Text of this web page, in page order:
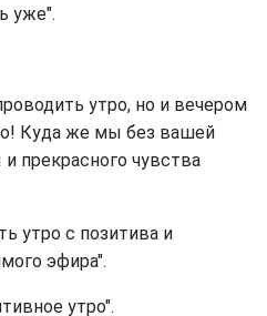
уже".
утро, но и вечером
Куда же мы без вашей
прекрасного чувства
утро с позитива и
эфира".
утро".